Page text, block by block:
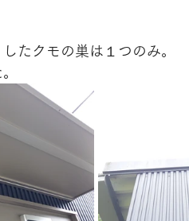
たクモの巣は１つのみ。